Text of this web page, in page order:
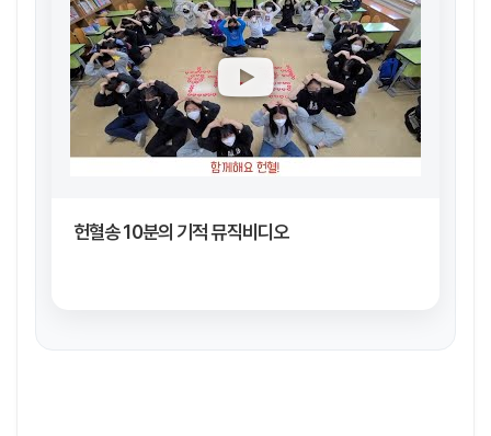
헌혈송 10분의 기적 뮤직비디오